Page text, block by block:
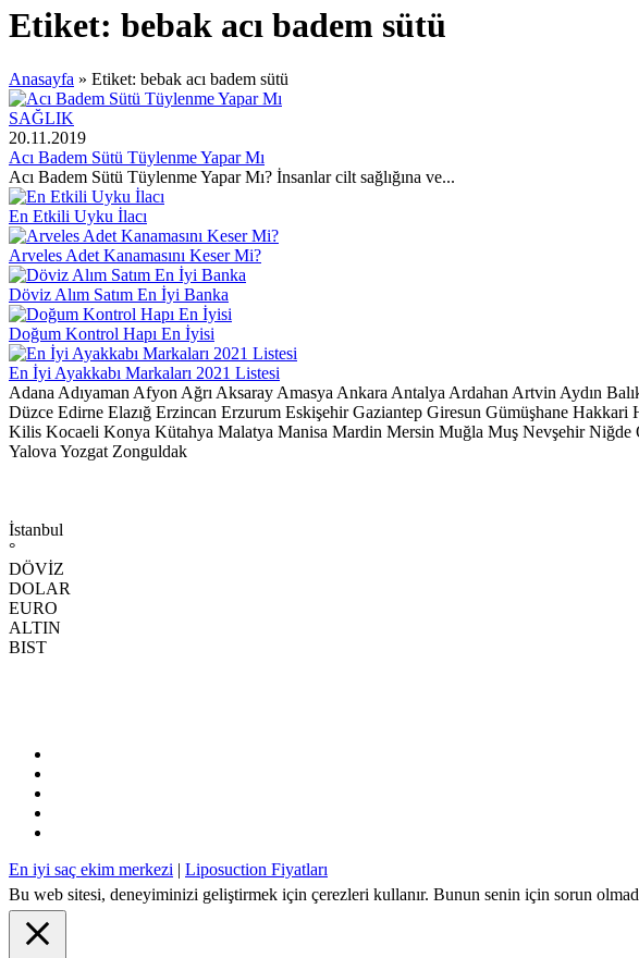
Etiket: bebak acı badem sütü
Anasayfa » Etiket: bebak acı badem sütü
SAĞLIK
20.11.2019
Acı Badem Sütü Tüylenme Yapar Mı
Acı Badem Sütü Tüylenme Yapar Mı? İnsanlar cilt sağlığına ve...
En Etkili Uyku İlacı
Arveles Adet Kanamasını Keser Mi?
Döviz Alım Satım En İyi Banka
Doğum Kontrol Hapı En İyisi
En İyi Ayakkabı Markaları 2021 Listesi
Adana Adıyaman Afyon Ağrı Aksaray Amasya Ankara Antalya Ardahan Artvin Aydın
Düzce Edirne Elazığ Erzincan Erzurum Eskişehir Gaziantep Giresun Gümüşhane Hakkari
Kilis Kocaeli Konya Kütahya Malatya Manisa Mardin Mersin Muğla Muş Nevşehir Niğde
Yalova Yozgat Zonguldak
İstanbul
°
DÖVİZ
DOLAR
EURO
ALTIN
BIST
En iyi saç ekim merkezi | Liposuction Fiyatları
Bu web sitesi, deneyiminizi geliştirmek için çerezleri kullanır. Bunun senin için sorun